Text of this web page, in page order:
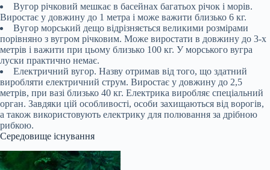
Вугор річковий мешкає в басейнах багатьох річок і морів.
Виростає у довжину до 1 метра і може важити близько 6 кг.
Вугор морський дещо відрізняється великими розмірами
порівняно з вугром річковим. Може виростати в довжину до 3-х
метрів і важити при цьому близько 100 кг. У морського вугра
луски практично немає.
Електричний вугор. Назву отримав від того, що здатний
виробляти електричний струм. Виростає у довжину до 2,5
метрів, при вазі близько 40 кг. Електрика виробляє спеціальний
орган. Завдяки цій особливості, особи захищаються від ворогів,
а також використовують електрику для полювання за дрібною
рибкою.
Середовище існування